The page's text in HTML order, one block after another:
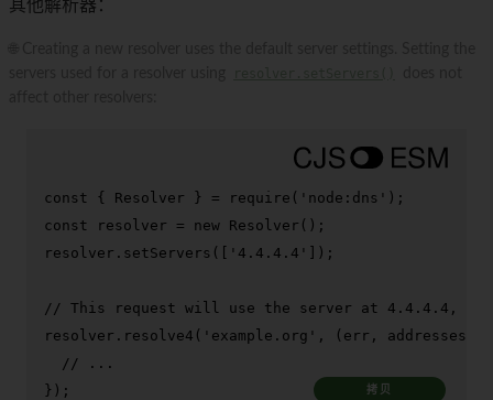
其他解析器：
const { Resolver } = require ( 'node:dns'
const resolver = new Resolver ();
resolver. setServers ([ '4.4.4.4' ]);
// This request will use the server at 4.4.4.4,
resolver. resolve4 ( 'example.org' , ( err, addresses
// ...
});
拷贝